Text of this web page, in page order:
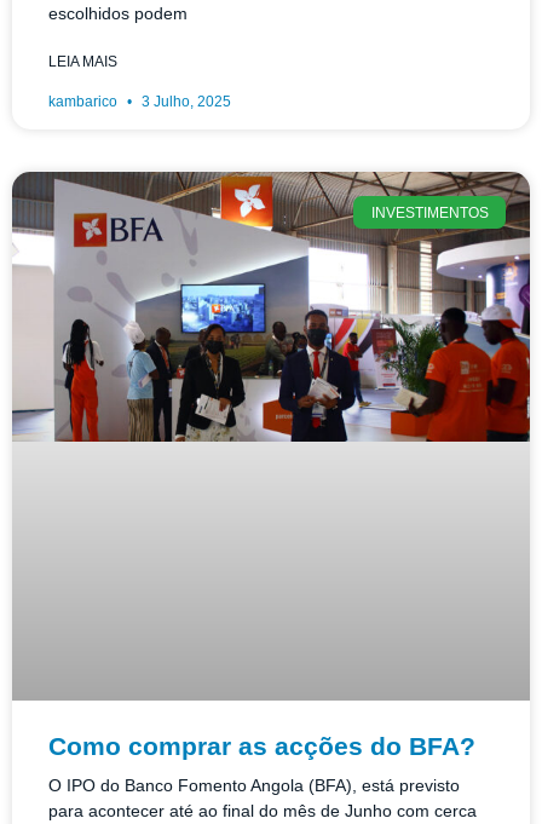
escolhidos podem
LEIA MAIS
kambarico 3 Julho, 2025
INVESTIMENTOS
Como comprar as acções do BFA?
O IPO do Banco Fomento Angola (BFA), está previsto
para acontecer até ao final do mês de Junho com cerca